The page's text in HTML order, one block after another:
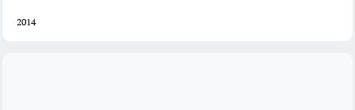
2014